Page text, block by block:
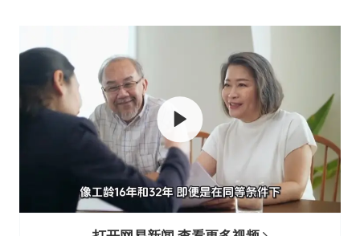
朱一龙的鼻子怎么了
周星驰妈妈现身香港首映礼
SK海力士回应“或出售重庆工厂”传闻
大疆错失宇树
三预警齐发 11个省份有大到暴雨